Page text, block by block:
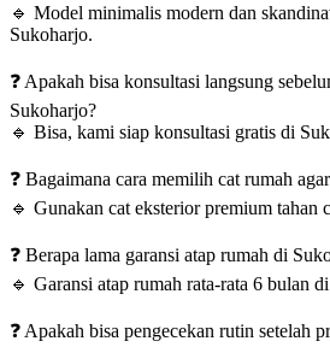
🔹 Model minimalis modern dan
Sukoharjo.
❓ Apakah bisa konsultasi langsung
Sukoharjo?
🔹 Bisa, kami siap konsultasi gratis di
❓ Bagaimana cara memilih cat rumah
🔹 Gunakan cat eksterior premium tahan
❓ Berapa lama garansi atap rumah di
🔹 Garansi atap rumah rata-rata 6 bulan
❓ Apakah bisa pengecekan rutin setelah